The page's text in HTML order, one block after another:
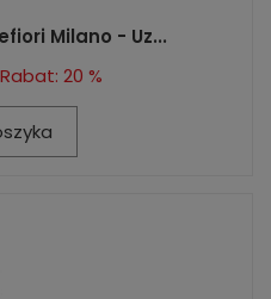
Milano - Uz...
Rabat: 20 %